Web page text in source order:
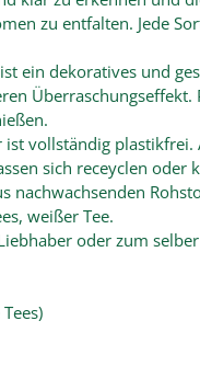
zu entfalten. Jede
ein dekoratives und
Überraschungseffekt.
ist vollständig
sich receyclen oder
nachwachsenden
weißer Tee.
oder zum